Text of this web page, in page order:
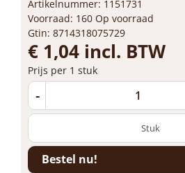
Artikelnummer: 1151731
Voorraad: 160 Op voorraad
Gtin: 8714318075729
€ 1,04 incl. BTW
Prijs per 1 stuk
-
Bestel nu!